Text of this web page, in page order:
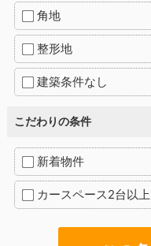
角地
整形地
建築条件なし
こだわりの条件
新着物件
カースペース2台以上